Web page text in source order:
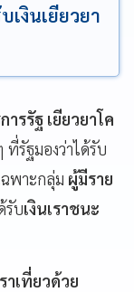
เงินเยียวยา
ารรัฐ เยียวยาโค
รัฐมองว่าได้รับ
พาะกลุ่ม ผู้มีราย
รับเงินเราชนะ
าเที่ยวด้วย